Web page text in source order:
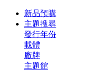
新品預購
主題搜尋
發行年份
載體
廠牌
主題館